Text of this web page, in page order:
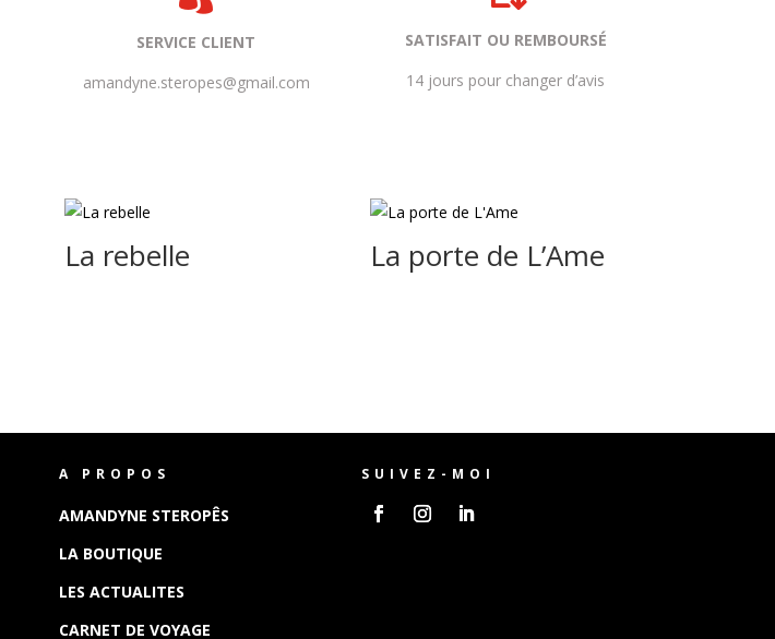
SERVICE CLIENT
amandyne.steropes@gmail.com
SATISFAIT OU REMBOURSÉ
14 jours pour changer d’avis
La rebelle La porte de L’Ame
A PROPOS
AMANDYNE STEROPÊS
LA BOUTIQUE
LES ACTUALITES
CARNET DE VOYAGE
SUIVEZ-MOI